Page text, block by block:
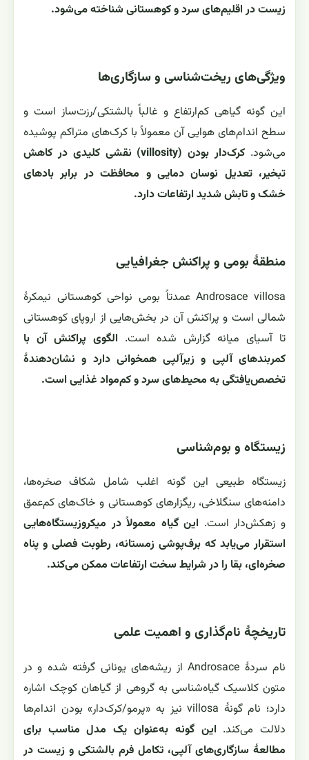
زیست در اقلیم‌های سرد و کوهستانی شناخته می‌شود.
ویژگی‌های ریخت‌شناسی و سازگاری‌ها
این گونه گیاهی کم‌ارتفاع و غالباً بالشتکی/رزت‌ساز است و
سطح اندام‌های هوایی آن معمولاً با کرک‌های متراکم پوشیده
می‌شود.
کرک‌دار بودن (villosity) نقشی کلیدی در کاهش
تبخیر، تعدیل نوسان دمایی و محافظت در برابر بادهای
خشک و تابش شدید ارتفاعات دارد.
منطقهٔ بومی و پراکنش جغرافیایی
Androsace villosa عمدتاً بومی نواحی کوهستانی نیمکرهٔ
شمالی است و پراکنش آن در بخش‌هایی از اروپای کوهستانی
تا آسیای میانه گزارش شده است. الگوی پراکنش آن با
کمربندهای آلپی و زیرآلپی همخوانی دارد و نشان‌دهندهٔ
تخصص‌یافتگی به محیط‌های سرد و کم‌مواد غذایی است.
زیستگاه و بوم‌شناسی
زیستگاه طبیعی این گونه اغلب شامل شکاف صخره‌ها،
دامنه‌های سنگلاخی، ریگزارهای کوهستانی و خاک‌های کم‌عمق
و زهکش‌دار است. این گیاه معمولاً در میکروزیستگاه‌هایی
استقرار می‌یابد که برف‌پوشی زمستانه، رطوبت فصلی و پناه
صخره‌ای، بقا را در شرایط سخت ارتفاعات ممکن می‌کند.
تاریخچهٔ نام‌گذاری و اهمیت علمی
نام سردهٔ Androsace از ریشه‌های یونانی گرفته شده و در
متون کلاسیک گیاه‌شناسی به گروهی از گیاهان کوچک اشاره
دارد؛ نام گونهٔ villosa نیز به «پرمو/کرک‌دار» بودن اندام‌ها
دلالت می‌کند. این گونه به‌عنوان یک مدل مناسب برای
مطالعهٔ سازگاری‌های آلپی، تکامل فرم بالشتکی و زیست در